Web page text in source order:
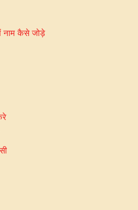
नाम कैसे जोड़े